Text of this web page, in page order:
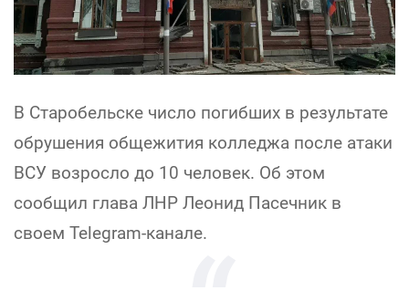
В Старобельске число погибших в результате
обрушения общежития колледжа после атаки
ВСУ возросло до 10 человек. Об этом
сообщил глава ЛНР Леонид Пасечник в
своем Telegram-канале.